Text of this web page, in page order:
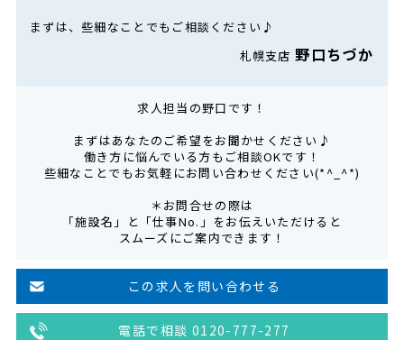
まずは、些細なことでもご相談ください♪
札幌支店 野口ちづか
求人担当の野口です！
まずはあなたのご希望をお聞かせください♪
働き方に悩んでいる方もご相談OKです！
些細なことでもお気軽にお問い合わせください(*^_^*)
＊お問合せの際は
「施設名」と「仕事No.」をお伝えいただけると
スムーズにご案内できます！
この求人を問い合わせる
電話で相談 0120-777-277